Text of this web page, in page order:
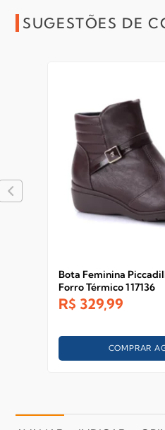
SUGESTÕES DE
Bota Feminina
Forro Térmico 117136
R$ 329,99
COMPRAR